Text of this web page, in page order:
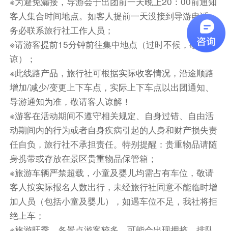
餐饮
早餐：已含
中餐：已含
晚餐：敬请自理
住宿
漳州
第3天 漳州-东山岛-苏峰山-海鲜拼盘或螃蟹饭-鱼排体
验-晚餐自理
早餐后游览【苏峰山环岛路】（车程约2小时，游
览约1小时）（不含往返观光车20元）沿途观赏东
山海岸线美丽风光。苏峰山最美的地方就是那段环
岛路，此处美，不在于目的地，而在于沿途的风
光、处处是美景：清澈湛蓝的海水、旋转的风车、
穿越悬崖峭壁的蓝色的路桥、围绕奇秀甲东南的苏
峰山，青山碧海和远山洁白旋转的风车遥相呼应，
客人集合时间地点。如客人提前一天没接到导游电话，
务必联系旅行社工作人员；
※请游客提前15分钟前往集中地点（过时不候，敬请体
谅）；
※此线路产品，旅行社可根据实际收客情况，沿途顺路
增加/减少/变更上下车点，实际上下车点以出团通知、
导游通知为准，敬请客人谅解！
※游客在活动期间不遵守相关规定、自身过错、自由活
动期间内的行为或者自身疾病引起的人身和财产损失责
任自负，旅行社不承担责任。特别提醒：贵重物品请随
身携带或存放在景区贵重物品保管箱；
※旅游车辆严禁超载，小童及婴儿均需占有车位，敬请
客人按实际报名人数出行，未经旅行社同意不能临时增
加人员（包括小童及婴儿），如遇车位不足，我社将拒
绝上车；